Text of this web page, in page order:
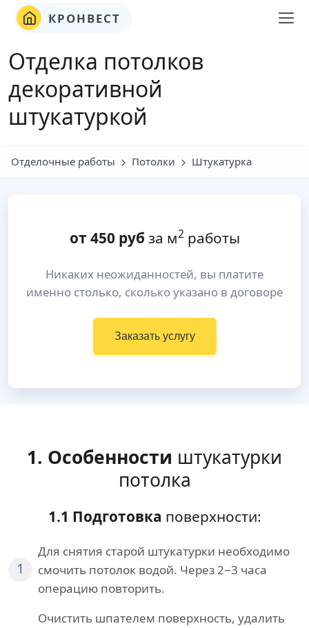
КРОНВЕСТ
Отделка потолков
декоративной
штукатуркой
Отделочные работы Потолки Штукатурка
от 450руб за м2работы
Никаких неожиданностей, вы платите
именно столько, сколько указано в договоре
Заказать услугу
1. Особенности штукатурки
потолка
1.1 Подготовка поверхности:
1
Для снятия старой штукатурки необходимо
смочить потолок водой. Через 2−3 часа
операцию повторить.
Очистить шпателем поверхность, удалить